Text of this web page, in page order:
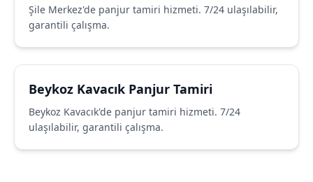
Şile Merkez'de panjur tamiri hizmeti. 7/24 ulaşılabilir,
garantili çalışma.
Beykoz Kavacık Panjur Tamiri
Beykoz Kavacık'de panjur tamiri hizmeti. 7/24
ulaşılabilir, garantili çalışma.